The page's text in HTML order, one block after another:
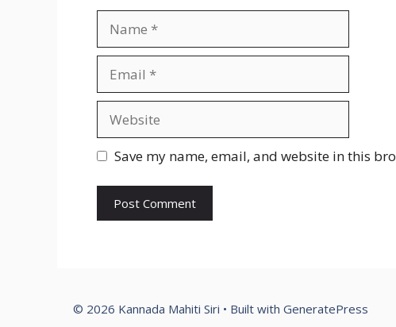
Save my name, email, and website in this
© 2026 Kannada Mahiti Siri • Built with GeneratePress